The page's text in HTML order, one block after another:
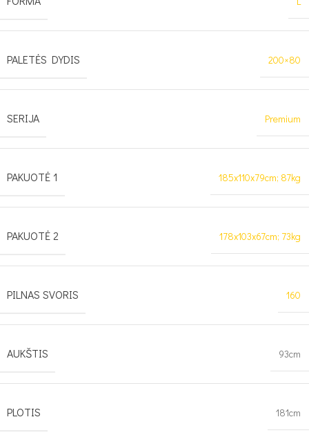
PALETĖS DYDIS 200×80
SERIJA Premium
PAKUOTĖ 1 185x110x79cm; 87kg
PAKUOTĖ 2 178x103x67cm; 73kg
PILNAS SVORIS 160
AUKŠTIS 93cm
PLOTIS 181cm